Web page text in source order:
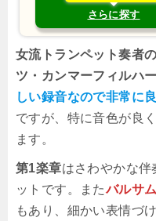
さらに探す
女流トランペット奏者
ツ・カンマーフィルハ
しい録音なので非常に
ですが、特に音色が良
ます。
第1楽章はさわやかな
ットです。またバルサ
もあり、細かい表情づ